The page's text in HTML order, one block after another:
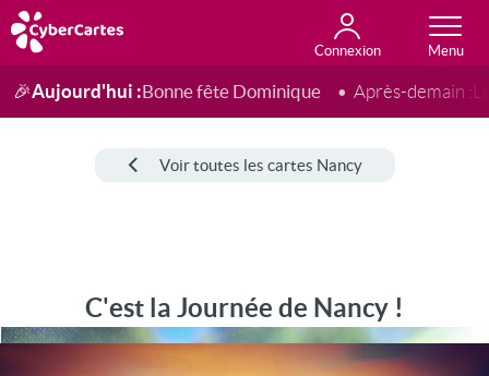
Connexion
Anniversaire
Fête du jour
Amour
Amitié
Merci
Toutes les cartes
🎉Aujourd'hui :Bonne fête Dominique Après-demain :
Voir toutes les cartes Nancy
C'est la Journée de Nancy !